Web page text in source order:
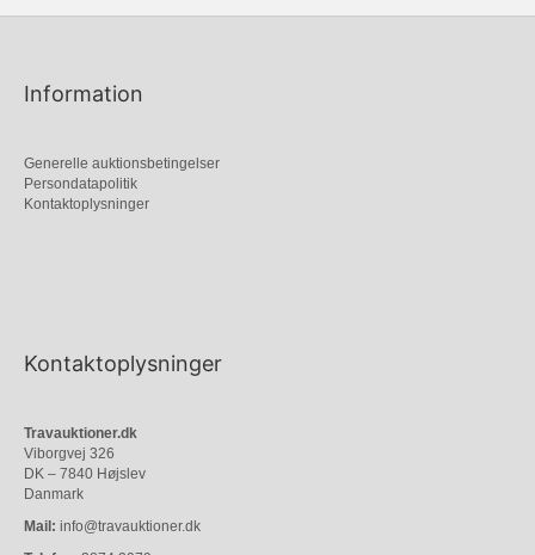
Information
Generelle auktionsbetingelser
Persondatapolitik
Kontaktoplysninger
Kontaktoplysninger
Travauktioner.dk
Viborgvej 326
DK – 7840 Højslev
Danmark
Mail: info@travauktioner.dk